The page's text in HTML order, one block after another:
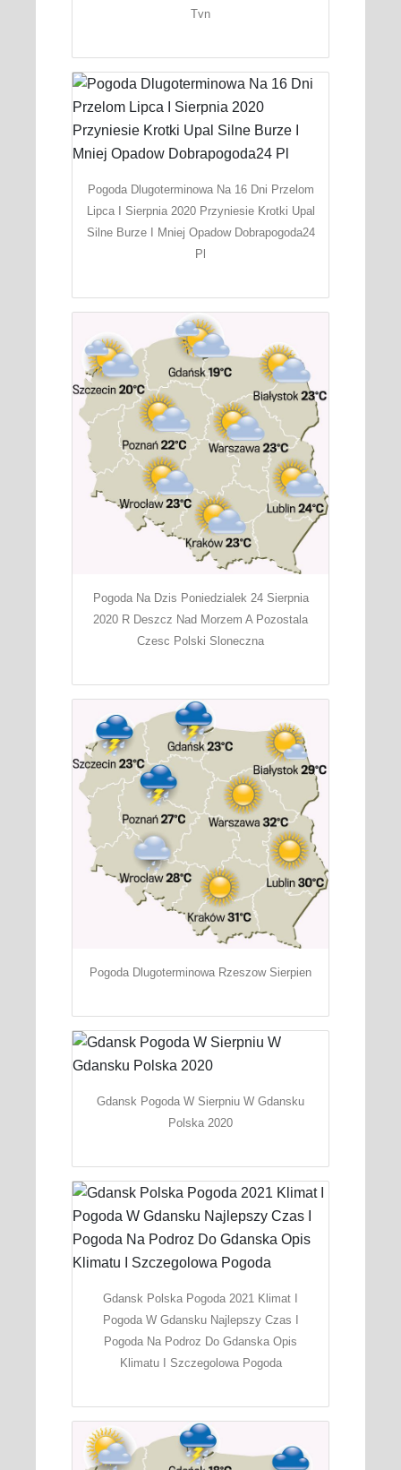
Tvn
Pogoda Dlugoterminowa Na 16 Dni Przelom
Lipca I Sierpnia 2020 Przyniesie Krotki Upal
Silne Burze I Mniej Opadow Dobrapogoda24
Pl
Pogoda Na Dzis Poniedzialek 24 Sierpnia
2020 R Deszcz Nad Morzem A Pozostala
Czesc Polski Sloneczna
Pogoda Dlugoterminowa Rzeszow Sierpien
Gdansk Pogoda W Sierpniu W Gdansku
Polska 2020
Gdansk Polska Pogoda 2021 Klimat I
Pogoda W Gdansku Najlepszy Czas I
Pogoda Na Podroz Do Gdanska Opis
Klimatu I Szczegolowa Pogoda